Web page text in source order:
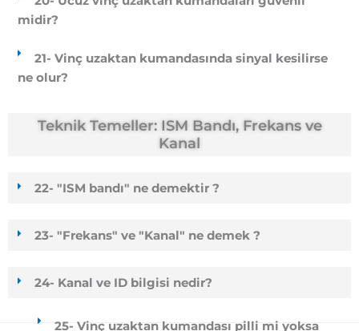
midir?
21- Vinç uzaktan kumandasında sinyal kesilirse
ne olur?
Teknik Temeller: ISM Bandı, Frekans ve
Kanal
22- "ISM bandı" ne demektir ?
23- "Frekans" ve "Kanal" ne demek ?
24- Kanal ve ID bilgisi nedir?
25- Vinç uzaktan kumandası pilli mi yoksa